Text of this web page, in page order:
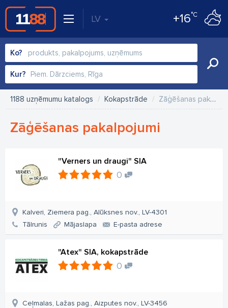
LV +16°C
Ko?
Kur?
1188 uzņēmumu katalogs Kokapstrāde Zāģēšanas pakalpojumi
Zāģēšanas pakalpojumi
"Verners un draugi" SIA
0
Kalveri, Ziemera pag., Alūksnes nov., LV-4301
Tālrunis
Mājaslapa E-pasta adrese
"Atex" SIA, kokapstrāde
0
Ceļmalas, Lažas pag., Aizputes nov., LV-3456